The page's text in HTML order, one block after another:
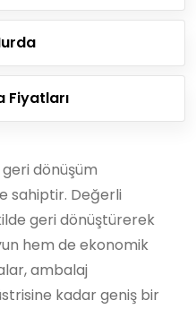
Fiyatları
geri dönüşüm
sahiptir. Değerli
geri dönüştürerek
hem de ekonomik
ambalaj
kadar geniş bir